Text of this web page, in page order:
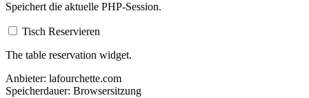
Speichert die aktuelle PHP-Session.
Tisch Reservieren
The table reservation widget.
Anbieter: lafourchette.com
Speicherdauer: Browsersitzung